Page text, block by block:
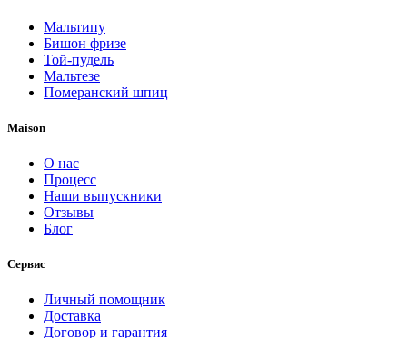
Мальтипу
Бишон фризе
Той-пудель
Мальтезе
Померанский шпиц
Maison
О нас
Процесс
Наши выпускники
Отзывы
Блог
Сервис
Личный помощник
Доставка
Договор и гарантия